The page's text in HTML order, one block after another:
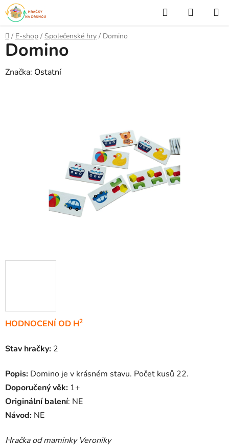
Přejít
na
obsah
Hledat
KOŠÍK
Domů
/ E-shop / Společenské hry / Domino
HODNOCENÍ OD H2
Stav hračky: 2
Popis: Domino je v krásném stavu. Počet kusů 22.
Doporučený věk: 1+
Originální balení: NE
Návod: NE
Hračka od maminky Veroniky
Domino
Značka: Ostatní